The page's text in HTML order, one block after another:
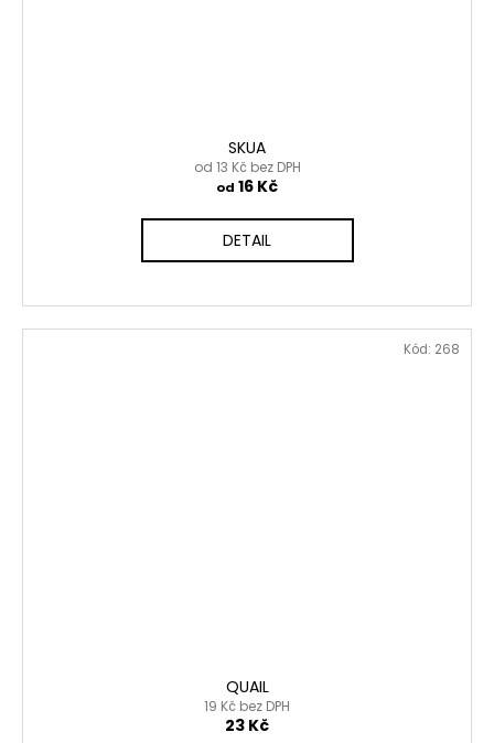
SKUA
od 13 Kč bez DPH
od 16 Kč
DETAIL
QUAIL
19 Kč bez DPH
23 Kč
Kód: 268